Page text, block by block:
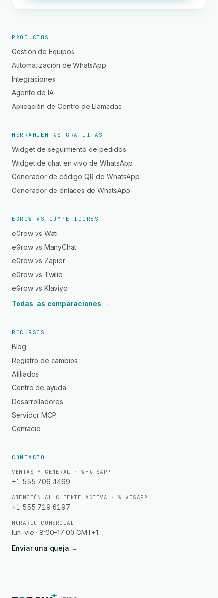
PRODUCTOS
Gestión de Equipos
Automatización de WhatsApp
Integraciones
Agente de IA
Aplicación de Centro de Llamadas
HERRAMIENTAS GRATUITAS
Widget de seguimiento de pedidos
Widget de chat en vivo de WhatsApp
Generador de código QR de WhatsApp
Generador de enlaces de WhatsApp
EGROW VS COMPETIDORES
eGrow vs Wati
eGrow vs ManyChat
eGrow vs Zapier
eGrow vs Twilio
eGrow vs Klaviyo
Todas las comparaciones →
RECURSOS
Blog
Registro de cambios
Afiliados
Centro de ayuda
Desarrolladores
Servidor MCP
Contacto
CONTACTO
VENTAS Y GENERAL · WHATSAPP
+1 555 706 4469
ATENCIÓN AL CLIENTE ACTIVA · WHATSAPP
+1 555 719 6197
HORARIO COMERCIAL
lun–vie · 8:00–17:00 GMT+1
Enviar una queja →